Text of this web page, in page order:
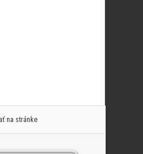
na stránke